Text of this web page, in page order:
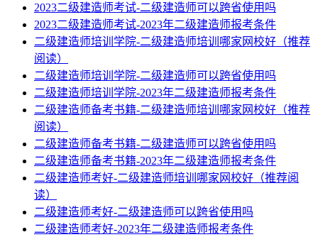
2023二级建造师考试-二级建造师可以跨省使用吗
2023二级建造师考试-2023年二级建造师报考条件
二级建造师培训学院-二级建造师培训哪家网校好（推荐
阅读）
二级建造师培训学院-二级建造师可以跨省使用吗
二级建造师培训学院-2023年二级建造师报考条件
二级建造师备考书籍-二级建造师培训哪家网校好（推荐
阅读）
二级建造师备考书籍-二级建造师可以跨省使用吗
二级建造师备考书籍-2023年二级建造师报考条件
二级建造师考好-二级建造师培训哪家网校好（推荐阅
读）
二级建造师考好-二级建造师可以跨省使用吗
二级建造师考好-2023年二级建造师报考条件